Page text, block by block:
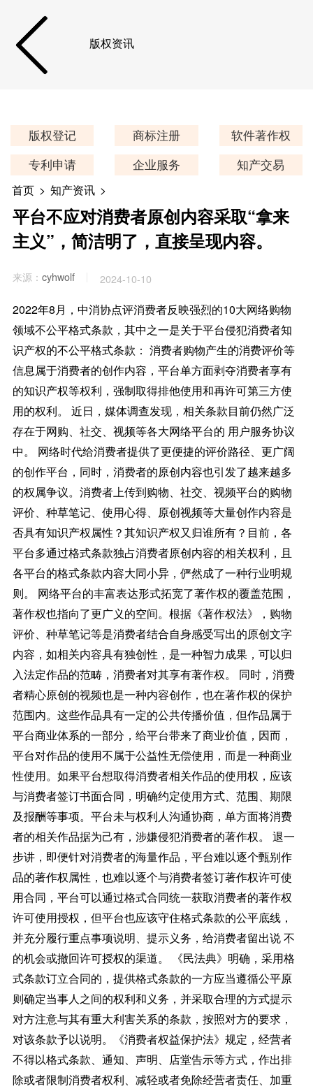
版权资讯
版权登记 商标注册
软件著作权
专利申请
企业服务 知产交易
首页 > 知产资讯 >
平台不应对消费者原创内容采取“拿来
主义”，简洁明了，直接呈现内容。
来源： cyhwolf 2024-10-10
2022年8月，中消协点评消费者反映强烈的10大网络购物
领域不公平格式条款，其中之一是关于平台侵犯消费者知
识产权的不公平格式条款： 消费者购物产生的消费评价等
信息属于消费者的创作内容，平台单方面剥夺消费者享有
的知识产权等权利，强制取得排他使用和再许可第三方使
用的权利。 近日，媒体调查发现，相关条款目前仍然广泛
存在于网购、社交、视频等各大网络平台的 用户服务协议
中。 网络时代给消费者提供了更便捷的评价路径、更广阔
的创作平台，同时，消费者的原创内容也引发了越来越多
的权属争议。消费者上传到购物、社交、视频平台的购物
评价、种草笔记、使用心得、原创视频等大量创作内容是
否具有知识产权属性？其知识产权又归谁所有？目前，各
平台多通过格式条款独占消费者原创内容的相关权利，且
各平台的格式条款内容大同小异，俨然成了一种行业明规
则。 网络平台的丰富表达形式拓宽了著作权的覆盖范围，
著作权也指向了更广义的空间。根据《著作权法》，购物
评价、种草笔记等是消费者结合自身感受写出的原创文字
内容，如相关内容具有独创性，是一种智力成果，可以归
入法定作品的范畴，消费者对其享有著作权。 同时，消费
者精心原创的视频也是一种内容创作，也在著作权的保护
范围内。这些作品具有一定的公共传播价值，但作品属于
平台商业体系的一部分，给平台带来了商业价值，因而，
平台对作品的使用不属于公益性无偿使用，而是一种商业
性使用。如果平台想取得消费者相关作品的使用权，应该
与消费者签订书面合同，明确约定使用方式、范围、期限
及报酬等事项。平台未与权利人沟通协商，单方面将消费
者的相关作品据为己有，涉嫌侵犯消费者的著作权。 退一
步讲，即便针对消费者的海量作品，平台难以逐个甄别作
品的著作权属性，也难以逐个与消费者签订著作权许可使
用合同，平台可以通过格式合同统一获取消费者的著作权
许可使用授权，但平台也应该守住格式条款的公平底线，
并充分履行重点事项说明、提示义务，给消费者留出说 不
的机会或撤回许可授权的渠道。 《民法典》明确，采用格
式条款订立合同的，提供格式条款的一方应当遵循公平原
则确定当事人之间的权利和义务，并采取合理的方式提示
对方注意与其有重大利害关系的条款，按照对方的要求，
对该条款予以说明。《消费者权益保护法》规定，经营者
不得以格式条款、通知、声明、店堂告示等方式，作出排
除或者限制消费者权利、减轻或者免除经营者责任、加重